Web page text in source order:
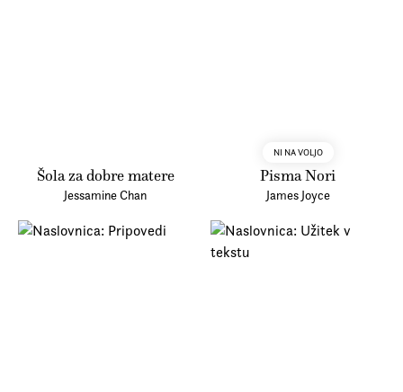
Šola za dobre matere
Jessamine Chan
NI NA VOLJO
Pisma Nori
James Joyce